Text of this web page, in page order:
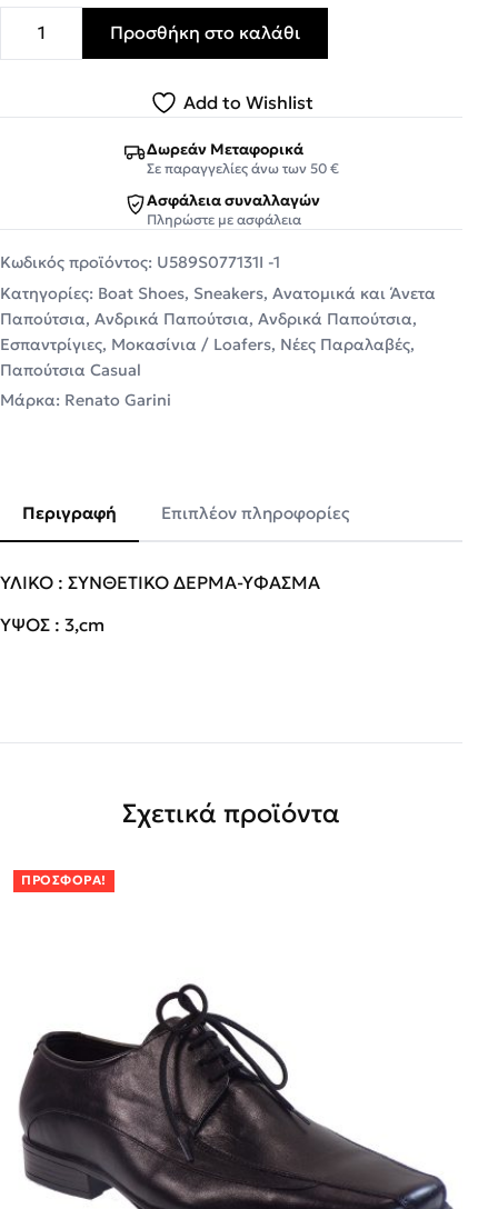
Renato Garini Ανδρικά παπούτσια Sneakers 89S-077
Προσθήκη στο καλάθι
Add to Wishlist
Δωρεάν Μεταφορικά
Σε παραγγελίες άνω των 50 €
Ασφάλεια συναλλαγών
Πληρώστε με ασφάλεια
Κωδικός προϊόντος: U589S077131I -1
Κατηγορίες: Boat Shoes, Sneakers, Ανατομικά και Άνετα
Παπούτσια, Ανδρικά Παπούτσια, Ανδρικά Παπούτσια,
Εσπαντρίγιες, Μοκασίνια / Loafers, Νέες Παραλαβές,
Παπούτσια Casual
Μάρκα: Renato Garini
Περιγραφή Επιπλέον πληροφορίες
ΥΛΙΚΟ : ΣΥΝΘΕΤΙΚΟ ΔΕΡΜΑ-ΥΦΑΣΜΑ
ΥΨΟΣ : 3,cm
Σχετικά προϊόντα
ΠΡΟΣΦΟΡΆ!